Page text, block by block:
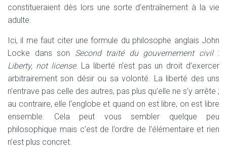
constitueraient dès lors une sorte d’entraînement à la vie
adulte.
Ici, il me faut citer une formule du philosophe anglais John
Locke dans son Second traité du gouvernement civil:
Liberty, not license. La liberté n’est pas un droit d’exercer
arbitrairement son désir ou sa volonté. La liberté des uns
n’entrave pas celle des autres, pas plus qu’elle ne s’y arrête ;
au contraire, elle l’englobe et quand on est libre, on est libre
ensemble. Cela peut vous sembler quelque peu
philosophique mais c’est de l’ordre de l’élémentaire et rien
n’est plus concret.